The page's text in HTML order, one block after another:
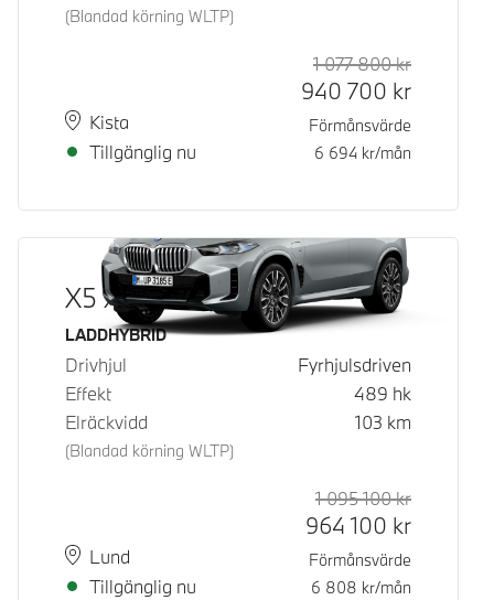
(Blandad körning WLTP)
PlatsKista
Leveranstid
Tillgänglig nu
Rek. ord
1 077 800kr
940 700 kr
Förmånsvärde
6 694 kr/mån
X5 xDrive50e
Bränsle
LADDHYBRID
Drivhjul
Fyrhjulsdriven
Effekt
489 hk
Elräckvidd
(Blandad körning WLTP)
103 km
PlatsLund
Leveranstid
Tillgänglig nu
Rek. ord
1 095 100kr
964 100 kr
Förmånsvärde
6 808 kr/mån